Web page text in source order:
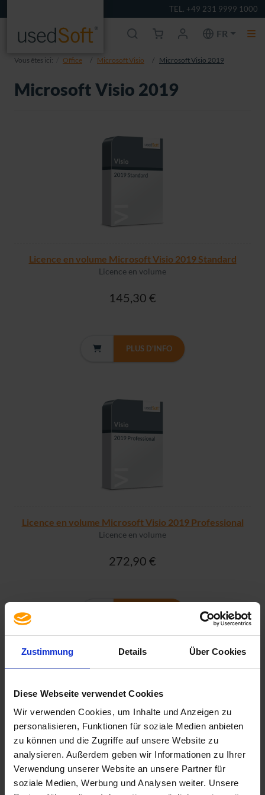
Zustimmung Details Über Cookies
Diese Webseite verwendet Cookies
Wir verwenden Cookies, um Inhalte und Anzeigen zu
personalisieren, Funktionen für soziale Medien anbieten
zu können und die Zugriffe auf unsere Website zu
analysieren. Außerdem geben wir Informationen zu Ihrer
Verwendung unserer Website an unsere Partner für
soziale Medien, Werbung und Analysen weiter. Unsere
TEL. +49 231 9999 1000
FR
Vous êtes ici: Office Microsoft Visio Microsoft Visio 2019
Microsoft Visio 2019
Licence en volume Microsoft Visio 2019 Standard
Licence en volume
145,30 €
PLUS D'INFO
Licence en volume Microsoft Visio 2019 Professional
Licence en volume
272,90 €